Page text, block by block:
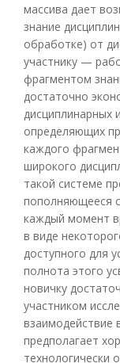
массива дает
знание
обработке) от
участнику —
фрагментом
достаточно
дисциплинарных
определяющих
каждого
широкого
такой системе
пополняющееся
каждый момент
в виде
доступного для
полнота этого
новичку
участником
взаимодействие
предполагает
технологически